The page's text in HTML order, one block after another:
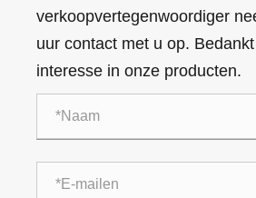
verkoopvertegenwoordiger
uur contact met u op.
interesse in onze producten.